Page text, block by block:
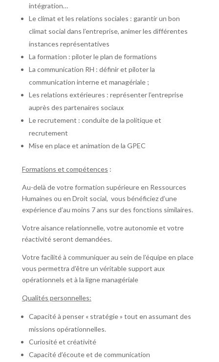
intégration…
Le climat et les relations sociales : garantir un bon
climat social dans l’entreprise, animer les différentes
instances représentatives
La formation : piloter le plan de formations
La communication RH : définir et piloter la
communication interne et managériale ;
Les relations extérieures : représenter l’entreprise
auprès des partenaires sociaux
Le recrutement : conduite de la politique et
recrutement
Mise en place et animation de la GPEC
Formations et compétences :
Au-delà de votre formation supérieure en Ressources
Humaines ou en Droit social, vous bénéficiez d’une
expérience d’au moins 7 ans sur des fonctions similaires.
Votre aisance relationnelle, votre autonomie et votre
réactivité seront demandées.
Votre facilité à communiquer au sein de l’équipe en place
vous permettra d’être un véritable support aux
opérationnels et à la ligne managériale
Qualités personnelles:
Capacité à penser « stratégie » tout en assumant des
missions opérationnelles.
Curiosité et créativité
Capacité d’écoute et de communication